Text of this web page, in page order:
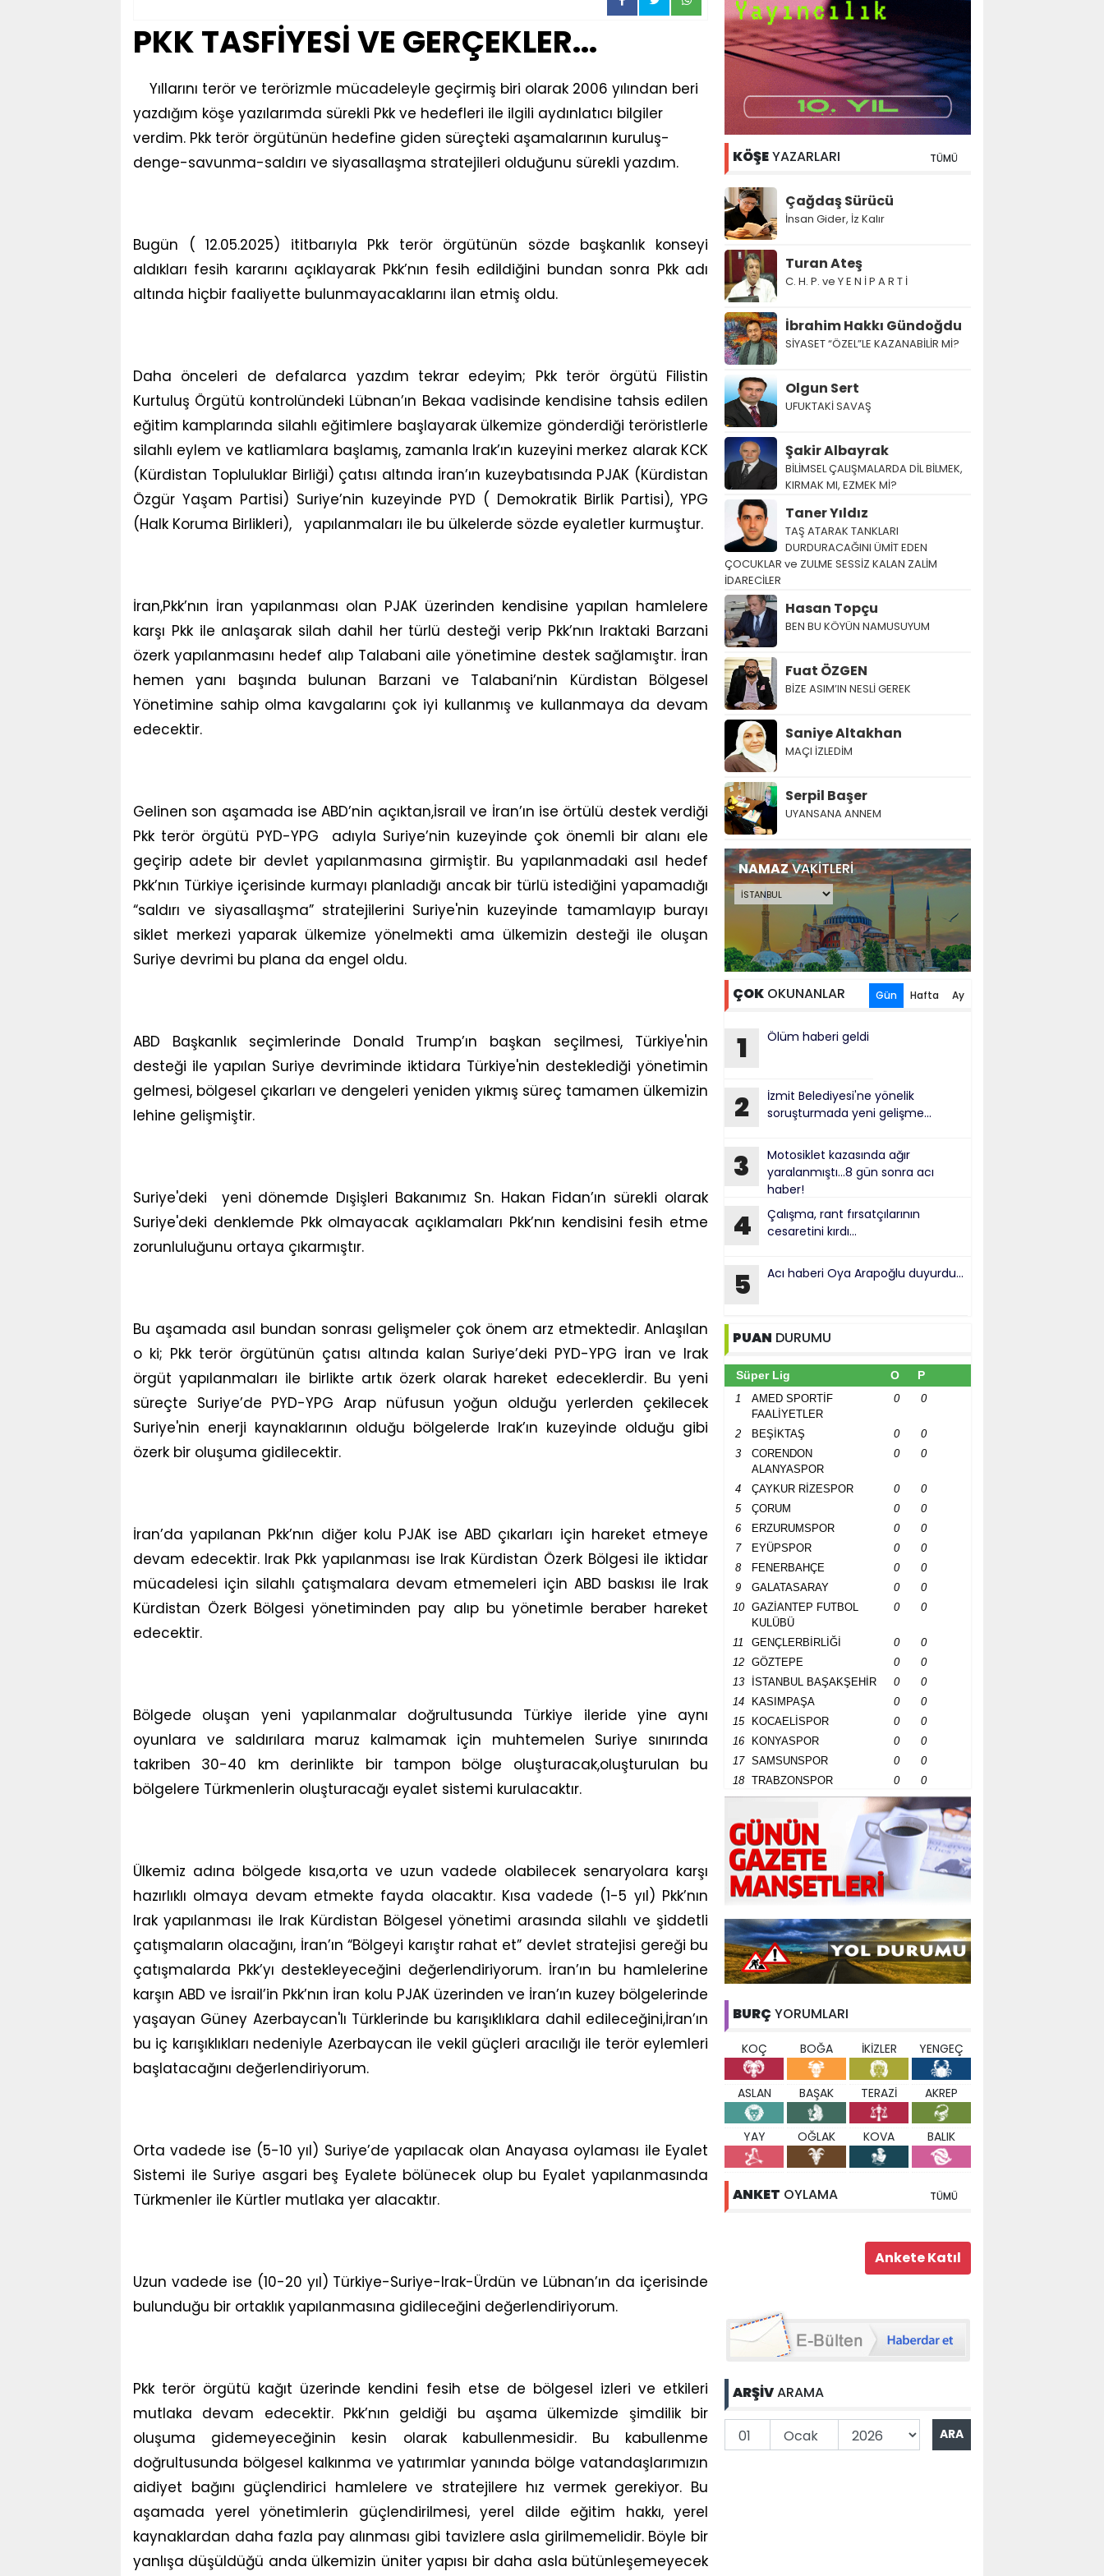
PKK TASFİYESİ VE GERÇEKLER...
Yıllarını terör ve terörizmle mücadeleyle geçirmiş biri olarak 2006 yılından beri
yazdığım köşe yazılarımda sürekli Pkk ve hedefleri ile ilgili aydınlatıcı bilgiler
verdim. Pkk terör örgütünün hedefine giden süreçteki aşamalarının kuruluş-
denge-savunma-saldırı ve siyasallaşma stratejileri olduğunu sürekli yazdım.
Bugün ( 12.05.2025) ititbarıyla Pkk terör örgütünün sözde başkanlık konseyi
aldıkları fesih kararını açıklayarak Pkk’nın fesih edildiğini bundan sonra Pkk adı
altında hiçbir faaliyette bulunmayacaklarını ilan etmiş oldu.
Daha önceleri de defalarca yazdım tekrar edeyim; Pkk terör örgütü Filistin
Kurtuluş Örgütü kontrolündeki Lübnan’ın Bekaa vadisinde kendisine tahsis edilen
eğitim kamplarında silahlı eğitimlere başlayarak ülkemize gönderdiği teröristlerle
silahlı eylem ve katliamlara başlamış, zamanla Irak’ın kuzeyini merkez alarak KCK
(Kürdistan Topluluklar Birliği) çatısı altında İran’ın kuzeybatısında PJAK (Kürdistan
Özgür Yaşam Partisi) Suriye’nin kuzeyinde PYD ( Demokratik Birlik Partisi), YPG
(Halk Koruma Birlikleri), yapılanmaları ile bu ülkelerde sözde eyaletler kurmuştur.
İran,Pkk’nın İran yapılanması olan PJAK üzerinden kendisine yapılan hamlelere
karşı Pkk ile anlaşarak silah dahil her türlü desteği verip Pkk’nın Iraktaki Barzani
özerk yapılanmasını hedef alıp Talabani aile yönetimine destek sağlamıştır. İran
hemen yanı başında bulunan Barzani ve Talabani’nin Kürdistan Bölgesel
Yönetimine sahip olma kavgalarını çok iyi kullanmış ve kullanmaya da devam
edecektir.
Gelinen son aşamada ise ABD’nin açıktan,İsrail ve İran’ın ise örtülü destek verdiği
Pkk terör örgütü PYD-YPG adıyla Suriye’nin kuzeyinde çok önemli bir alanı ele
geçirip adete bir devlet yapılanmasına girmiştir. Bu yapılanmadaki asıl hedef
Pkk’nın Türkiye içerisinde kurmayı planladığı ancak bir türlü istediğini yapamadığı
“saldırı ve siyasallaşma” stratejilerini Suriye'nin kuzeyinde tamamlayıp burayı
siklet merkezi yaparak ülkemize yönelmekti ama ülkemizin desteği ile oluşan
Suriye devrimi bu plana da engel oldu.
ABD Başkanlık seçimlerinde Donald Trump’ın başkan seçilmesi, Türkiye'nin
desteği ile yapılan Suriye devriminde iktidara Türkiye'nin desteklediği yönetimin
gelmesi, bölgesel çıkarları ve dengeleri yeniden yıkmış süreç tamamen ülkemizin
lehine gelişmiştir.
Suriye'deki yeni dönemde Dışişleri Bakanımız Sn. Hakan Fidan’ın sürekli olarak
Suriye'deki denklemde Pkk olmayacak açıklamaları Pkk’nın kendisini fesih etme
zorunluluğunu ortaya çıkarmıştır.
Bu aşamada asıl bundan sonrası gelişmeler çok önem arz etmektedir. Anlaşılan
o ki; Pkk terör örgütünün çatısı altında kalan Suriye’deki PYD-YPG İran ve Irak
örgüt yapılanmaları ile birlikte artık özerk olarak hareket edeceklerdir. Bu yeni
süreçte Suriye’de PYD-YPG Arap nüfusun yoğun olduğu yerlerden çekilecek
Suriye'nin enerji kaynaklarının olduğu bölgelerde Irak’ın kuzeyinde olduğu gibi
özerk bir oluşuma gidilecektir.
İran’da yapılanan Pkk’nın diğer kolu PJAK ise ABD çıkarları için hareket etmeye
devam edecektir. Irak Pkk yapılanması ise Irak Kürdistan Özerk Bölgesi ile iktidar
mücadelesi için silahlı çatışmalara devam etmemeleri için ABD baskısı ile Irak
Kürdistan Özerk Bölgesi yönetiminden pay alıp bu yönetimle beraber hareket
edecektir.
Bölgede oluşan yeni yapılanmalar doğrultusunda Türkiye ileride yine aynı
oyunlara ve saldırılara maruz kalmamak için muhtemelen Suriye sınırında
takriben 30-40 km derinlikte bir tampon bölge oluşturacak,oluşturulan bu
bölgelere Türkmenlerin oluşturacağı eyalet sistemi kurulacaktır.
Ülkemiz adına bölgede kısa,orta ve uzun vadede olabilecek senaryolara karşı
hazırlıklı olmaya devam etmekte fayda olacaktır. Kısa vadede (1-5 yıl) Pkk’nın
Irak yapılanması ile Irak Kürdistan Bölgesel yönetimi arasında silahlı ve şiddetli
çatışmaların olacağını, İran’ın “Bölgeyi karıştır rahat et” devlet stratejisi gereği bu
çatışmalarda Pkk’yı destekleyeceğini değerlendiriyorum. İran’ın bu hamlelerine
karşın ABD ve İsrail’in Pkk’nın İran kolu PJAK üzerinden ve İran’ın kuzey bölgelerinde
yaşayan Güney Azerbaycan'lı Türklerinde bu karışıklıklara dahil edileceğini,İran’ın
bu iç karışıklıkları nedeniyle Azerbaycan ile vekil güçleri aracılığı ile terör eylemleri
başlatacağını değerlendiriyorum.
Orta vadede ise (5-10 yıl) Suriye’de yapılacak olan Anayasa oylaması ile Eyalet
Sistemi ile Suriye asgari beş Eyalete bölünecek olup bu Eyalet yapılanmasında
Türkmenler ile Kürtler mutlaka yer alacaktır.
Uzun vadede ise (10-20 yıl) Türkiye-Suriye-Irak-Ürdün ve Lübnan’ın da içerisinde
bulunduğu bir ortaklık yapılanmasına gidileceğini değerlendiriyorum.
Pkk terör örgütü kağıt üzerinde kendini fesih etse de bölgesel izleri ve etkileri
mutlaka devam edecektir. Pkk’nın geldiği bu aşama ülkemizde şimdilik bir
oluşuma gidemeyeceğinin kesin olarak kabullenmesidir. Bu kabullenme
doğrultusunda bölgesel kalkınma ve yatırımlar yanında bölge vatandaşlarımızın
aidiyet bağını güçlendirici hamlelere ve stratejilere hız vermek gerekiyor. Bu
aşamada yerel yönetimlerin güçlendirilmesi, yerel dilde eğitim hakkı, yerel
kaynaklardan daha fazla pay alınması gibi tavizlere asla girilmemelidir. Böyle bir
yanlışa düşüldüğü anda ülkemizin üniter yapısı bir daha asla bütünleşemeyecek
KÖŞEYAZARLARI TÜMÜ
Çağdaş Sürücü
İnsan Gider, İz Kalır
Turan Ateş
C. H. P. ve Y E N İ P A R T İ
İbrahim Hakkı Gündoğdu
SİYASET “ÖZEL”LE KAZANABİLİR Mİ?
Olgun Sert
UFUKTAKİ SAVAŞ
Şakir Albayrak
BİLİMSEL ÇALIŞMALARDA DİL BİLMEK,
KIRMAK MI, EZMEK Mİ?
Taner Yıldız
TAŞ ATARAK TANKLARI
DURDURACAĞINI ÜMİT EDEN
ÇOCUKLAR ve ZULME SESSİZ KALAN ZALİM
İDARECİLER
Hasan Topçu
BEN BU KÖYÜN NAMUSUYUM
Fuat ÖZGEN
BİZE ASIM’IN NESLİ GEREK
Saniye Altakhan
MAÇI İZLEDİM
Serpil Başer
UYANSANA ANNEM
NAMAZVAKİTLERİ
ÇOK OKUNANLAR Gün Hafta Ay
1 Ölüm haberi geldi
2
İzmit Belediyesi'ne yönelik
soruşturmada yeni gelişme...
3
Motosiklet kazasında ağır
yaralanmıştı...8 gün sonra acı
haber!
4
Çalışma, rant fırsatçılarının
cesaretini kırdı...
5 Acı haberi Oya Arapoğlu duyurdu...
PUAN DURUMU
Süper Lig O P
1
AMED SPORTİF
FAALİYETLER
0 0
2 BEŞİKTAŞ 0
0
3
CORENDON
ALANYASPOR
0 0
4 ÇAYKUR RİZESPOR 0
0
5
ÇORUM 0
0
6
ERZURUMSPOR 0
0
7
EYÜPSPOR 0
0
8
FENERBAHÇE 0
0
9
GALATASARAY 0
0
10
GAZİANTEP FUTBOL
KULÜBÜ
0 0
11 GENÇLERBİRLİĞİ 0
0
12
GÖZTEPE 0
0
13
İSTANBUL BAŞAKŞEHİR 0
0
14
KASIMPAŞA 0
0
15
KOCAELİSPOR 0
0
16
KONYASPOR 0
0
17
SAMSUNSPOR 0
0
18
TRABZONSPOR 0 0
BURÇ YORUMLARI
KOÇ BOĞA İKİZLER YENGEÇ
ASLAN BAŞAK TERAZİ AKREP
YAY OĞLAK KOVA BALIK
ANKET OYLAMA TÜMÜ
ARŞİVARAMA